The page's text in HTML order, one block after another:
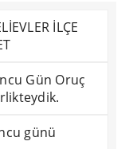
İLÇE
Gün Oruç
günü